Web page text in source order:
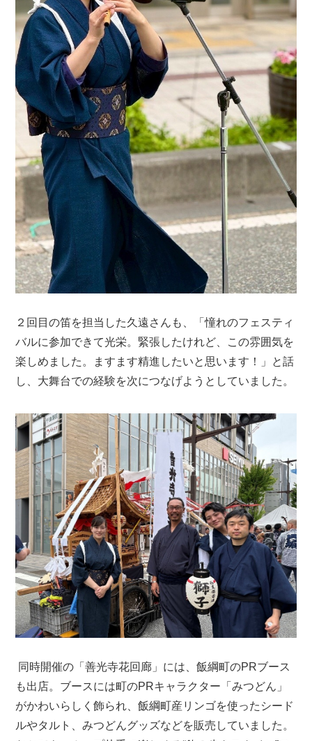
２回目の笛を担当した久遠さんも、「憧れのフェスティ
バルに参加できて光栄。緊張したけれど、この雰囲気を
楽しめました。ますます精進したいと思います！」と話
し、大舞台での経験を次につなげようとしていました。
同時開催の「善光寺花回廊」には、飯綱町のPRブース
も出店。ブースには町のPRキャラクター「みつどん」
がかわいらしく飾られ、飯綱町産リンゴを使ったシード
ルやタルト、みつどんグッズなどを販売していました。